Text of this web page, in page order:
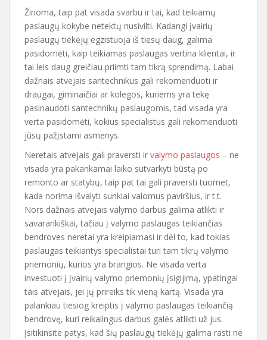
Žinoma, taip pat visada svarbu ir tai, kad teikiamų
paslaugų kokybe netektų nusivilti. Kadangi įvairių
paslaugų tiekėjų egzistuoja iš tiesų daug, galima
pasidomėti, kaip teikiamas paslaugas vertina klientai, ir
tai leis daug greičiau priimti tam tikrą sprendimą. Labai
dažnais atvejais santechnikus gali rekomenduoti ir
draugai, giminaičiai ar kolegos, kuriems yra tekę
pasinaudoti santechnikų paslaugomis, tad visada yra
verta pasidomėti, kokius specialistus gali rekomenduoti
jūsų pažįstami asmenys.
Neretais atvejais gali praversti ir valymo paslaugos – ne
visada yra pakankamai laiko sutvarkyti būstą po
remonto ar statybų, taip pat tai gali praversti tuomet,
kada norima išvalyti sunkiai valomus paviršius, ir t.t.
Nors dažnais atvejais valymo darbus galima atlikti ir
savarankiškai, tačiau į valymo paslaugas teikiančias
bendroves neretai yra kreipiamasi ir dėl to, kad tokias
paslaugas teikiantys specialistai turi tam tikrų valymo
priemonių, kurios yra brangios. Ne visada verta
investuoti į įvairių valymo priemonių įsigijimą, ypatingai
tais atvejais, jei jų prireiks tik vieną kartą. Visada yra
palankiau tiesiog kreiptis į valymo paslaugas teikiančią
bendrovę, kuri reikalingus darbus galės atlikti už jus.
Įsitikinsite patys, kad šių paslaugų tiekėjų galima rasti ne